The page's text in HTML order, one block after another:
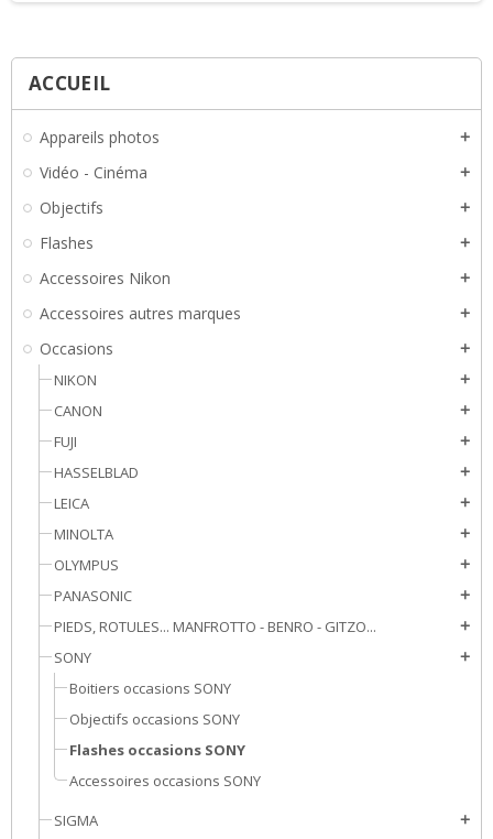
ACCUEIL
Appareils photos add
Vidéo - Cinéma add
Objectifs add
Flashes add
Accessoires Nikon add
Accessoires autres marques add
Occasions add
NIKON add
CANON add
FUJI add
HASSELBLAD add
LEICA add
MINOLTA add
OLYMPUS add
PANASONIC add
PIEDS, ROTULES... MANFROTTO - BENRO - GITZO... add
SONY add
Boitiers occasions SONY
Objectifs occasions SONY
Flashes occasions SONY
Accessoires occasions SONY
SIGMA
add